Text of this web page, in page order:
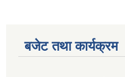
बजेट तथा कार्यक्रम